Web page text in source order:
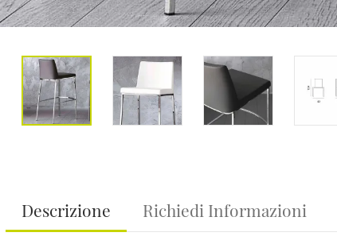
Descrizione Richiedi Informazioni